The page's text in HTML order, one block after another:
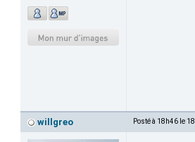
willgreo Posté à 18h46 le